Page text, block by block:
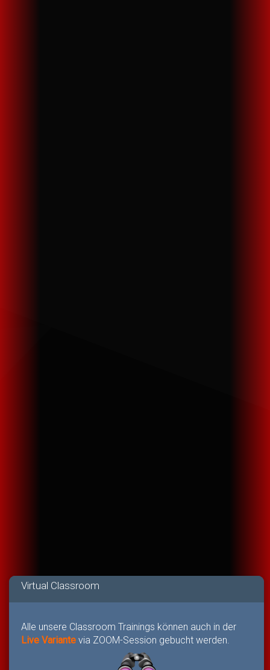
Virtual Classroom
Alle unsere Classroom Trainings können auch in der
Live Variante via ZOOM-Session gebucht werden.